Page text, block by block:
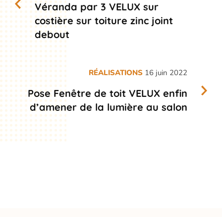
Véranda par 3 VELUX sur
costière sur toiture zinc joint
debout
RÉALISATIONS 16 juin 2022
Pose Fenêtre de toit VELUX enfin
d’amener de la lumière au salon